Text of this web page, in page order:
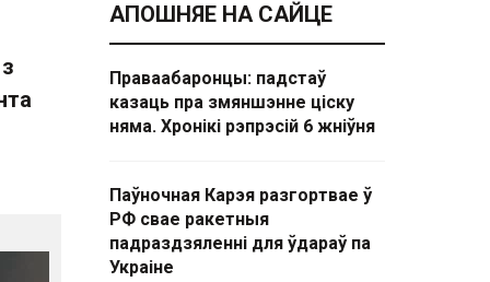
АПОШНЯЕ НА САЙЦЕ
Праваабаронцы: падстаў
казаць пра змяншэнне ціску
няма. Хронікі рэпрэсій 6 жніўня
Паўночная Карэя разгортвае ў
РФ свае ракетныя
падраздзяленні для ўдараў па
Украіне